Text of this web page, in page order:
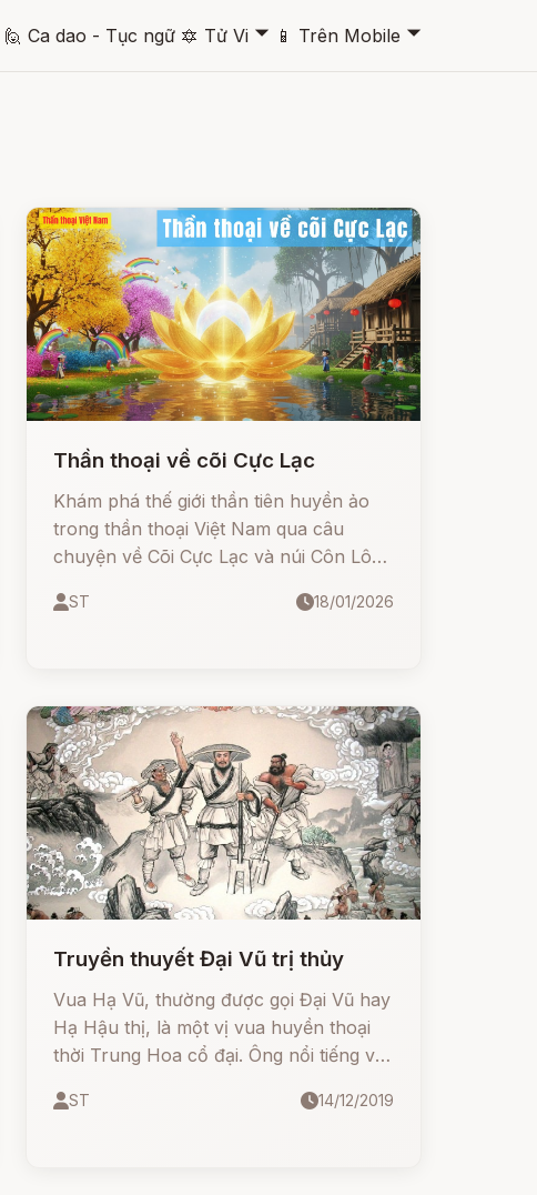
🙋 Ca dao - Tục ngữ 🔯 Tử Vi 🞃 📱 Trên Mobile 🞃
Thần thoại về cõi Cực Lạc
Khám phá thế giới thần tiên huyền ảo
trong thần thoại Việt Nam qua câu
chuyện về Cõi Cực Lạc và núi Côn Lôn.
giải thoát khỏi kiếp luân hồi, sống trong
của lối sống thiện lương
ST 18/01/2026
Truyền thuyết Đại Vũ trị thủy
Vua Hạ Vũ, thường được gọi Đại Vũ hay
Hạ Hậu thị, là một vị vua huyền thoại
thời Trung Hoa cổ đại. Ông nổi tiếng với
ngay thẳng của mình
ST 14/12/2019